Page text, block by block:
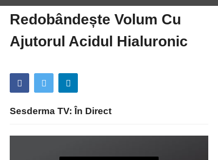
Redobândește Volum Cu
Ajutorul Acidul Hialuronic
Sesderma TV: În Direct